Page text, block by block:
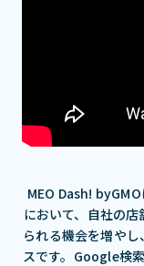
MEO Dash!
において、⾃社の
られる機会を増や
スです。Google検